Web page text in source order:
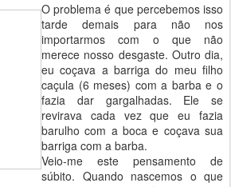
O problema é que percebemos isso
tarde demais para não nos
importarmos com o que não
merece nosso desgaste. Outro dia,
eu coçava a barriga do meu filho
caçula (6 meses) com a barba e o
fazia dar gargalhadas. Ele se
revirava cada vez que eu fazia
barulho com a boca e coçava sua
barriga com a barba.
Veio-me este pensamento de
súbito. Quando nascemos o que